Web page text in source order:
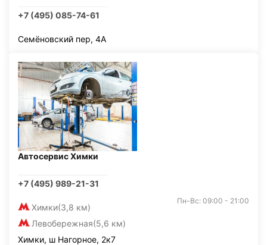
+7 (495) 085-74-61
Семёновский пер, 4А
Автосервис Химки
+7 (495) 989-21-31
Химки(3,8 км)
Левобережная(5,6 км)
Пн-Вс: 09:00 - 21:00
Химки, ш Нагорное, 2к7